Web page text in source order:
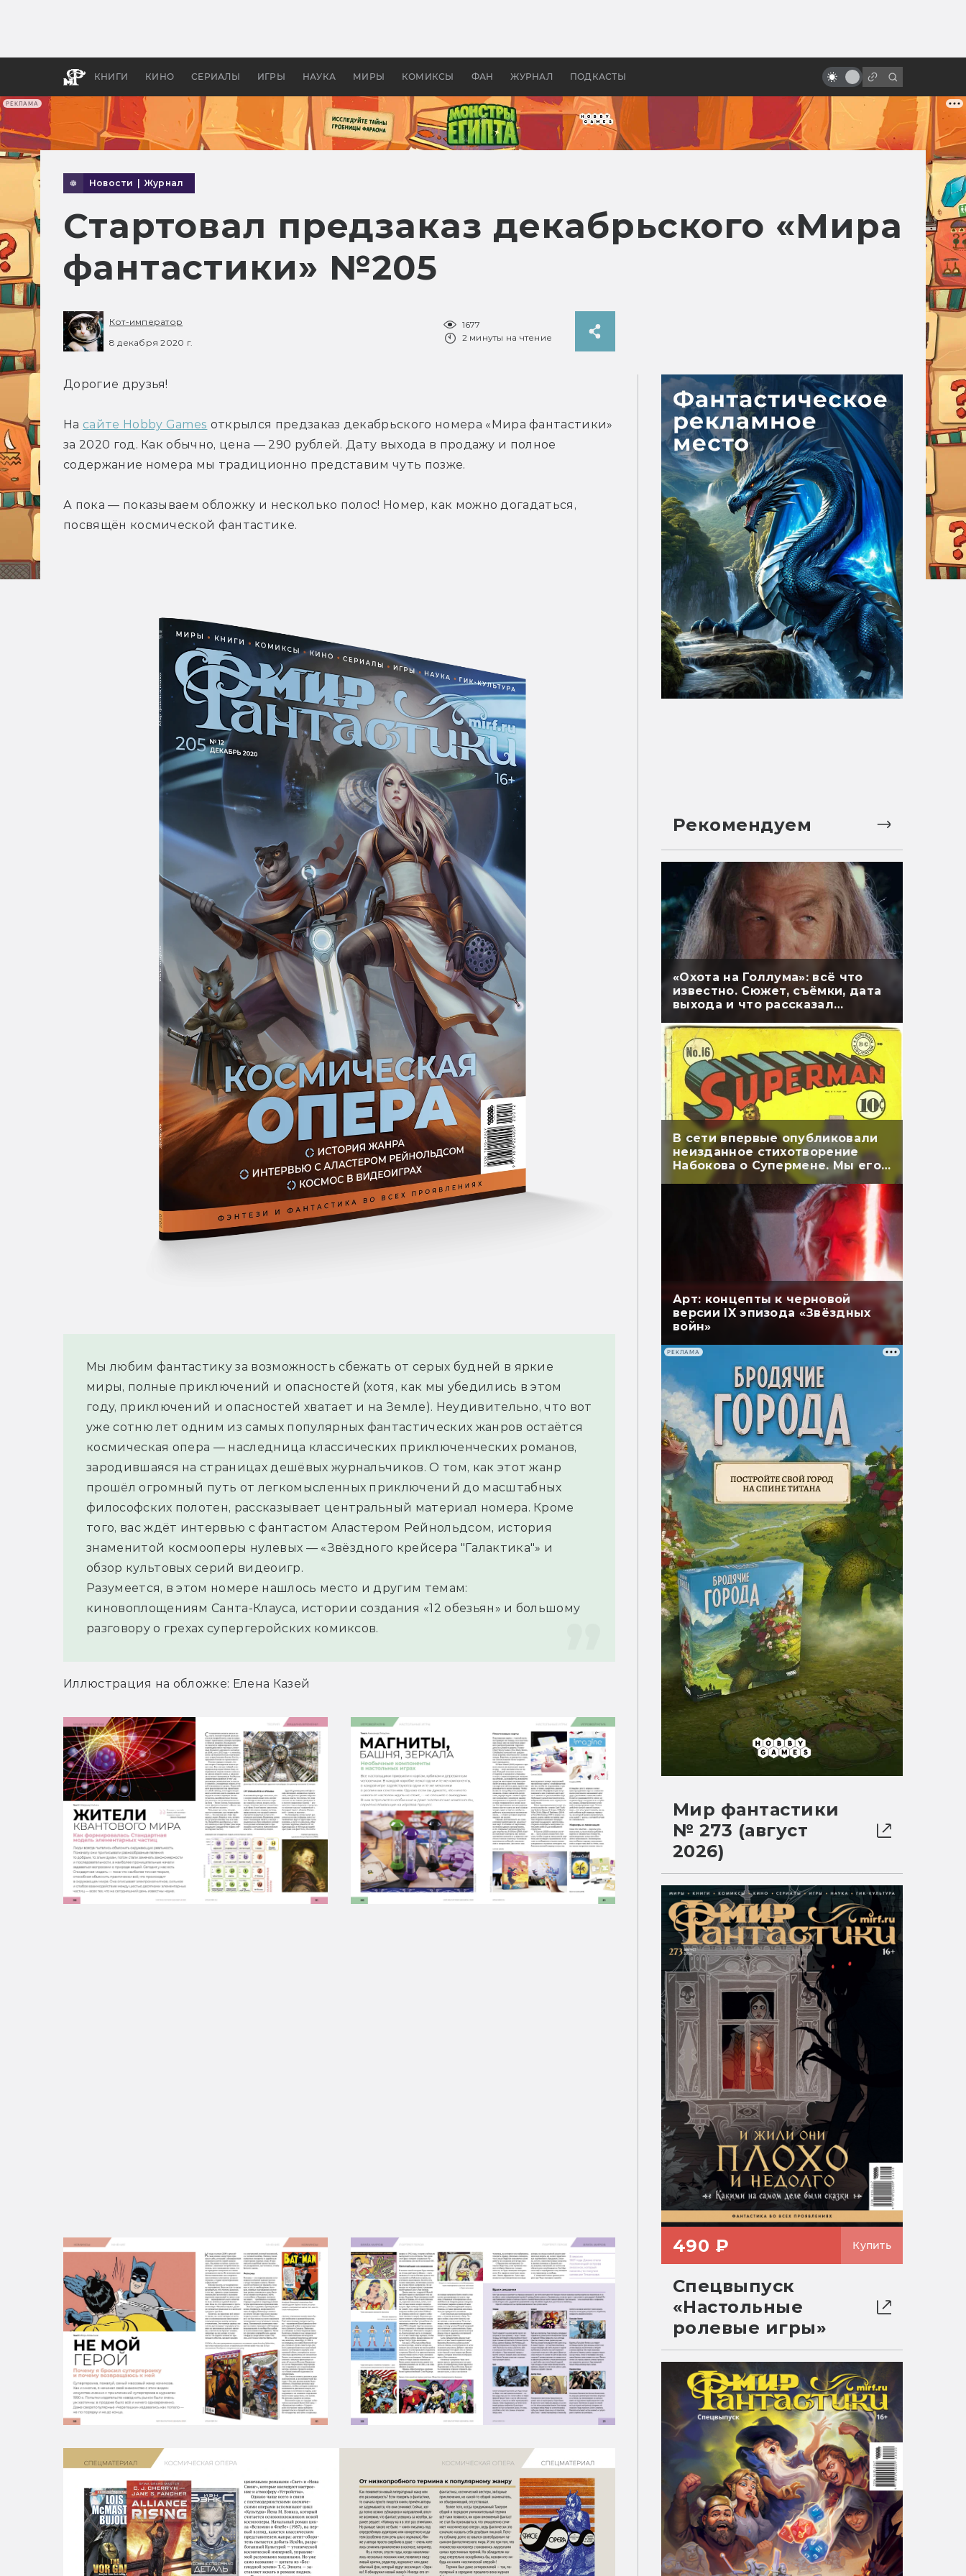
РЕКЛАМА
КНИГИ КИНО СЕРИАЛЫ ИГРЫ НАУКА МИРЫ КОМИКСЫ ФАН ЖУРНАЛ ПОДКАСТЫ
апокалипсис, в России —
бы «Властелина колец»
антиутопия про Маленького
Новости Журнал
Стартовал предзаказ декабрьского «Мира
фантастики» №205
Кот-император
8 декабря 2020 г.
1677
2 минуты на чтение
Дорогие друзья!
На сайте Hobby Games открылся предзаказ декабрьского номера «Мира фантастики»
за 2020 год. Как обычно, цена — 290 рублей. Дату выхода в продажу и полное
содержание номера мы традиционно представим чуть позже.
А пока — показываем обложку и несколько полос! Номер, как можно догадаться,
посвящён космической фантастике.
Мы любим фантастику за возможность сбежать от серых будней в яркие
миры, полные приключений и опасностей (хотя, как мы убедились в этом
году, приключений и опасностей хватает и на Земле). Неудивительно, что вот
уже сотню лет одним из самых популярных фантастических жанров остаётся
космическая опера — наследница классических приключенческих романов,
зародившаяся на страницах дешёвых журнальчиков. О том, как этот жанр
прошёл огромный путь от легкомысленных приключений до масштабных
философских полотен, рассказывает центральный материал номера. Кроме
того, вас ждёт интервью с фантастом Аластером Рейнольдсом, история
знаменитой космооперы нулевых — «Звёздного крейсера "Галактика"» и
обзор культовых серий видеоигр.
Разумеется, в этом номере нашлось место и другим темам:
киновоплощениям Санта-Клауса, истории создания «12 обезьян» и большому
разговору о грехах супергеройских комиксов.
Иллюстрация на обложке: Елена Казей
Рекомендуем
«Охота на Голлума»: всё что
известно. Сюжет, съёмки, дата
выхода и что рассказал
В сети впервые опубликовали
неизданное стихотворение
Набокова о Супермене. Мы его
перевели
Арт: концепты к черновой
версии IX эпизода «Звёздных
войн»
РЕКЛАМА
Мир фантастики
№ 273 (август
2026)
490 ₽ Купить
Спецвыпуск
«Настольные
ролевые игры»